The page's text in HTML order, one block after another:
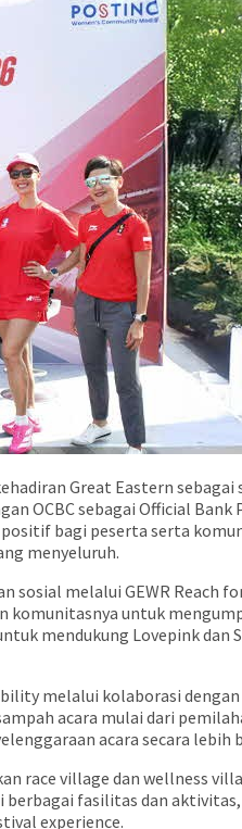
Great Eastern sebagai
OCBC sebagai Official Bank
positif bagi peserta serta
menyeluruh.
sosial melalui GEWR Reach
komunitasnya untuk
mendukung Lovepink dan
melalui kolaborasi
acara mulai dari
acara secara lebih
race village dan wellness
berbagai fasilitas dan
experience.